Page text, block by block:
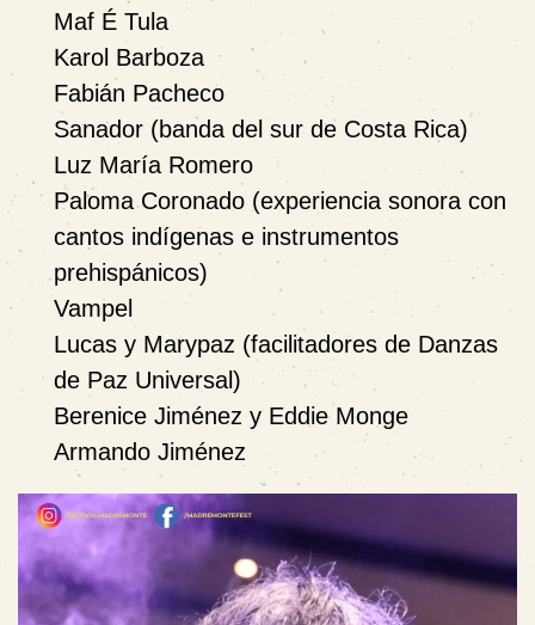
Maf É Tula
Karol Barboza
Fabián Pacheco
Sanador (banda del sur de Costa Rica)
Luz María Romero
Paloma Coronado (experiencia sonora con
cantos indígenas e instrumentos
prehispánicos)
Vampel
Lucas y Marypaz (facilitadores de Danzas
de Paz Universal)
Berenice Jiménez y Eddie Monge
Armando Jiménez